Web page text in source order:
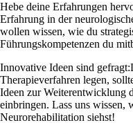
Hebe deine Erfahrungen
Erfahrung in der
wollen wissen, wie du
Führungskompetenzen du
Innovative Ideen sind gefragt:
Therapieverfahren legen,
Ideen zur Weiterentwicklung
einbringen. Lass uns wissen,
Neurorehabilitation siehst!